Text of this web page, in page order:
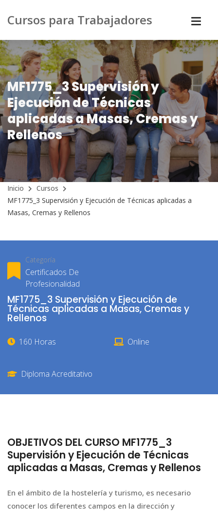
Cursos para Trabajadores
MF1775_3 Supervisión y
Ejecución de Técnicas
aplicadas a Masas, Cremas y
Rellenos
Inicio
Cursos
MF1775_3 Supervisión y Ejecución de Técnicas aplicadas a
Masas, Cremas y Rellenos
Categoría
Certificados De
Profesionalidad
MF1775_3 Supervisión y Ejecución de
Técnicas aplicadas a Masas, Cremas y
Rellenos
160 Horas Online
Diploma Acreditativo
OBJETIVOS DEL CURSO MF1775_3
Supervisión y Ejecución de Técnicas
aplicadas a Masas, Cremas y Rellenos
En el ámbito de la hostelería y turismo, es necesario
conocer los diferentes campos en la dirección y